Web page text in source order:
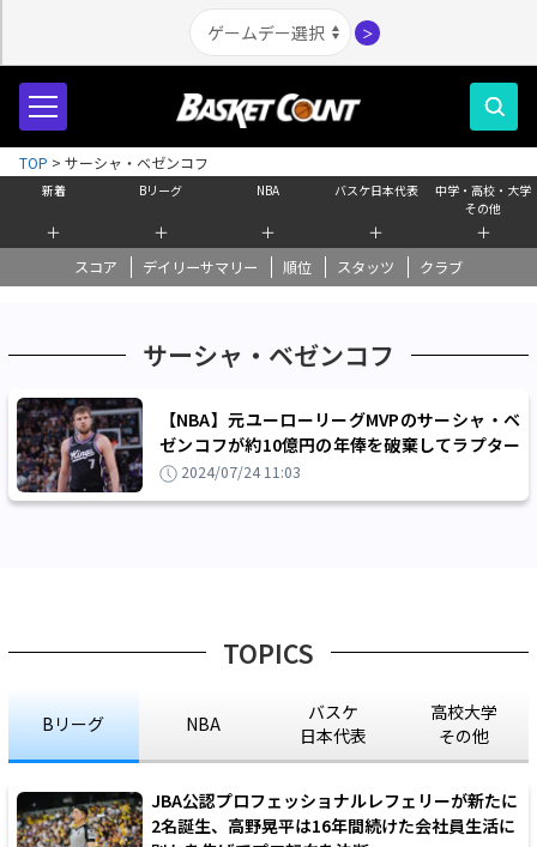
＞
新着
＋
Bリーグ
＋
NBA
＋
バスケ日本代表
＋
中学・高校・大学
その他
＋
スコア デイリーサマリー 順位 スタッツ クラブ
TOP > サーシャ・ベゼンコフ
サーシャ・ベゼンコフ
【NBA】元ユーローリーグMVPのサーシャ・ベ
ゼンコフが約10億円の年俸を破棄してラプター
ズを退団、NBA挑戦を1年で終える
2024/07/24 11:03
TOPICS
Bリーグ NBA
バスケ
日本代表
高校大学
その他
JBA公認プロフェッショナルレフェリーが新たに
2名誕生、高野晃平は16年間続けた会社員生活に